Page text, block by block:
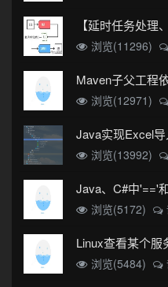
浏览(11296)
Maven子父工程
浏览(12971)
浏览(13992)
Java、C#中'=='
浏览(5172)
浏览(5484)